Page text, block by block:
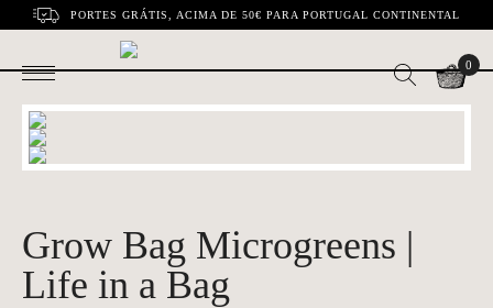
PORTES GRÁTIS, ACIMA DE 50€ PARA PORTUGAL CONTINENTAL
0
Grow Bag Microgreens |
Life in a Bag